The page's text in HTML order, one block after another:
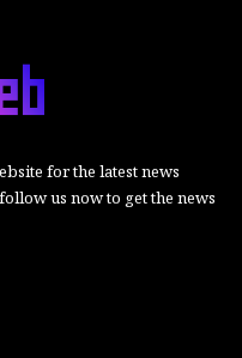
for the latest news
us now to get the news